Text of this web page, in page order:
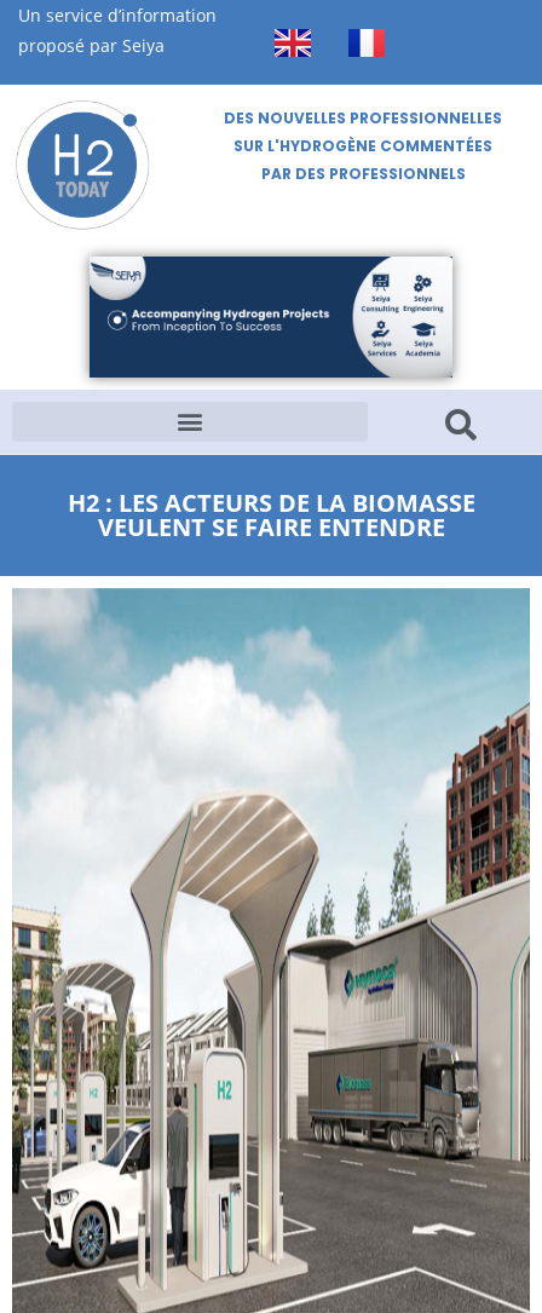
Un service d’information
proposé par Seiya
DES NOUVELLES PROFESSIONNELLES
SUR L'HYDROGÈNE COMMENTÉES
PAR DES PROFESSIONNELS
H2 : LES ACTEURS DE LA BIOMASSE
VEULENT SE FAIRE ENTENDRE